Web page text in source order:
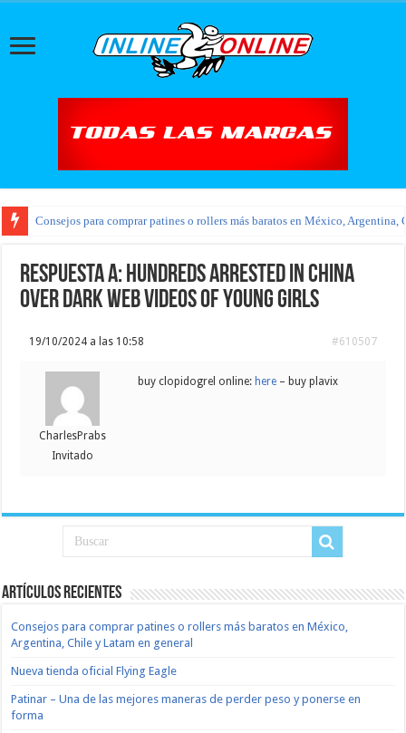
Consejos para comprar patines o rollers más baratos en México, Argentina,
Respuesta a: Hundreds arrested in china
over dark web videos of young girls
19/10/2024 a las 10:58 #610507
CharlesPrabs
Invitado
buy clopidogrel online: here – buy plavix
Artículos recientes
Consejos para comprar patines o rollers más baratos en México,
Argentina, Chile y Latam en general
Nueva tienda oficial Flying Eagle
Patinar – Una de las mejores maneras de perder peso y ponerse en
forma